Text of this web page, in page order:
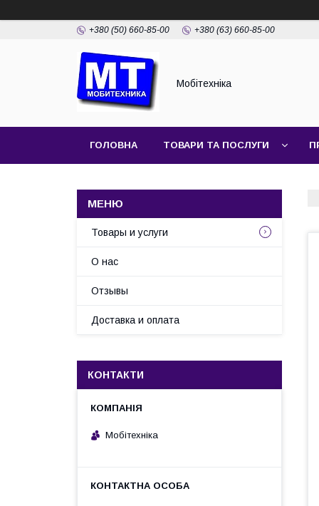
+380 (50) 660-85-00 +380 (63) 660-85-00
Мобітехніка
ГОЛОВНА ТОВАРИ ТА ПОСЛУГИ
Товары и услуги
О нас
Отзывы
Доставка и оплата
КОНТАКТИ
Мобітехніка